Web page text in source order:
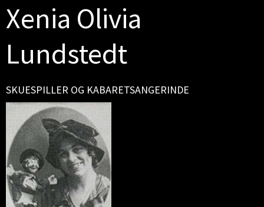
Xenia Olivia
Lundstedt
SKUESPILLER OG KABARETSANGERINDE